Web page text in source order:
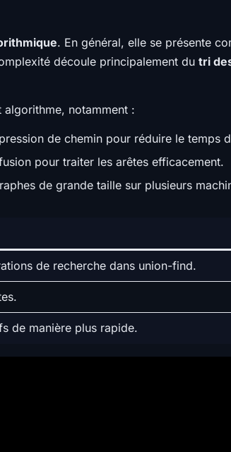
. En général, elle se présente
découle principalement du tri
algorithme, notamment :
de chemin pour réduire le temps
pour traiter les arêtes efficacement.
de grande taille sur plusieurs
de recherche dans union-find.
de manière plus rapide.